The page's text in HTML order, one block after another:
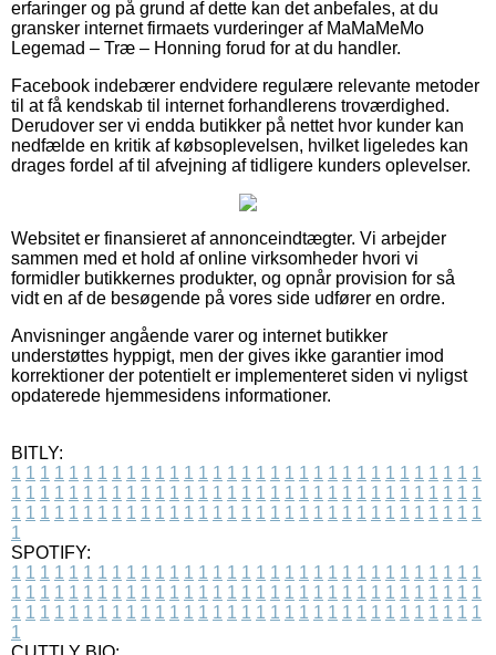
erfaringer og på grund af dette kan det anbefales, at du
gransker internet firmaets vurderinger af MaMaMeMo
Legemad – Træ – Honning forud for at du handler.
Facebook indebærer endvidere regulære relevante metoder
til at få kendskab til internet forhandlerens troværdighed.
Derudover ser vi endda butikker på nettet hvor kunder kan
nedfælde en kritik af købsoplevelsen, hvilket ligeledes kan
drages fordel af til afvejning af tidligere kunders oplevelser.
Websitet er finansieret af annonceindtægter. Vi arbejder
sammen med et hold af online virksomheder hvori vi
formidler butikkernes produkter, og opnår provision for så
vidt en af de besøgende på vores side udfører en ordre.
Anvisninger angående varer og internet butikker
understøttes hyppigt, men der gives ikke garantier imod
korrektioner der potentielt er implementeret siden vi nyligst
opdaterede hjemmesidens informationer.
BITLY:
1 1 1 1 1 1 1 1 1 1 1 1 1 1 1 1 1 1 1 1 1 1 1 1 1 1 1 1 1 1 1 1 1
1 1 1 1 1 1 1 1 1 1 1 1 1 1 1 1 1 1 1 1 1 1 1 1 1 1 1 1 1 1 1 1 1
1 1 1 1 1 1 1 1 1 1 1 1 1 1 1 1 1 1 1 1 1 1 1 1 1 1 1 1 1 1 1 1 1
1
SPOTIFY:
1 1 1 1 1 1 1 1 1 1 1 1 1 1 1 1 1 1 1 1 1 1 1 1 1 1 1 1 1 1 1 1 1
1 1 1 1 1 1 1 1 1 1 1 1 1 1 1 1 1 1 1 1 1 1 1 1 1 1 1 1 1 1 1 1 1
1 1 1 1 1 1 1 1 1 1 1 1 1 1 1 1 1 1 1 1 1 1 1 1 1 1 1 1 1 1 1 1 1
1